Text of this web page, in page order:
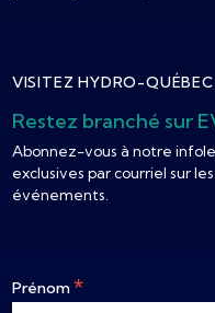
VISITEZ HYDRO-QUÉBEC
Restez branché sur
Abonnez-vous à notre
exclusives par courriel sur
événements.
Prénom*